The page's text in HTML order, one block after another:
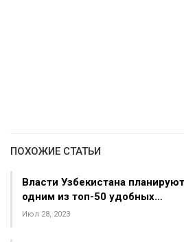
ПОХОЖИЕ СТАТЬИ
Власти Узбекистана
одним из топ-50 удобных…
Июл 28, 2023